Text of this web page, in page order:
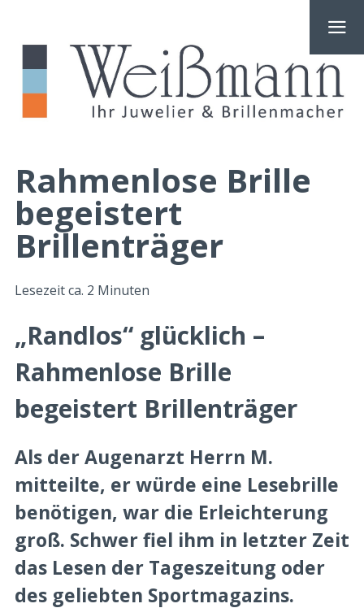
Rahmenlose Brille
begeistert
Brillenträger
Lesezeit ca. 2 Minuten
„Randlos“ glücklich –
Rahmenlose Brille
begeistert Brillenträger
Als der Augenarzt Herrn M.
mitteilte, er würde eine Lesebrille
benötigen, war die Erleichterung
groß. Schwer fiel ihm in letzter Zeit
das Lesen der Tageszeitung oder
des geliebten Sportmagazins.